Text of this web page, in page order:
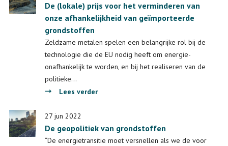
van
zonnecellen:
even
geduld
De (lokale) prijs voor het verminderen van
onze afhankelijkheid van geïmporteerde
grondstoffen
Zeldzame metalen spelen een belangrijke rol bij de
technologie die de EU nodig heeft om energie-
onafhankelijk te worden, en bij het realiseren van de
politieke…
Lees verderover
prijs
voor
27 jun 2022
De geopolitiek van grondstoffen
“De energietransitie moet versnellen als we de voor